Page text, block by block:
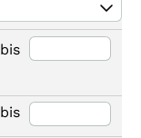
bis
bis